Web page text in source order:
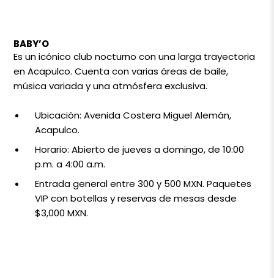
BABY’O
Es un icónico club nocturno con una larga trayectoria
en Acapulco. Cuenta con varias áreas de baile,
música variada y una atmósfera exclusiva.
Ubicación: Avenida Costera Miguel Alemán,
Acapulco.
Horario: Abierto de jueves a domingo, de 10:00
p.m. a 4:00 a.m.
Entrada general entre 300 y 500 MXN. Paquetes
VIP con botellas y reservas de mesas desde
$3,000 MXN.